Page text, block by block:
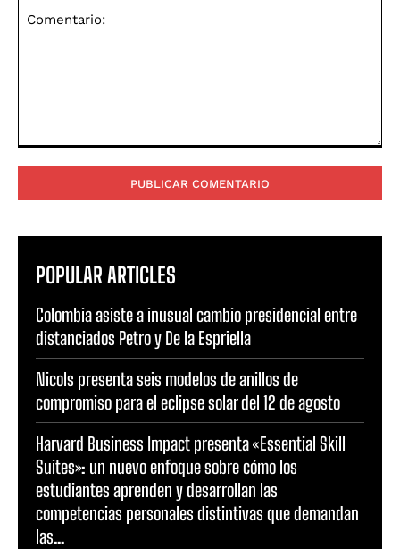
POPULAR ARTICLES
Colombia asiste a inusual cambio presidencial entre
distanciados Petro y De la Espriella
Nicols presenta seis modelos de anillos de
compromiso para el eclipse solar del 12 de agosto
Harvard Business Impact presenta «Essential Skill
Suites»: un nuevo enfoque sobre cómo los
estudiantes aprenden y desarrollan las
competencias personales distintivas que demandan
las...